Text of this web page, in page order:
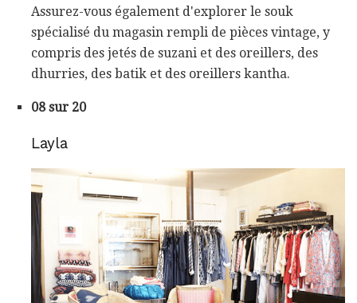
Assurez-vous également d'explorer le souk
spécialisé du magasin rempli de pièces vintage, y
compris des jetés de suzani et des oreillers, des
dhurries, des batik et des oreillers kantha.
08 sur 20
Layla